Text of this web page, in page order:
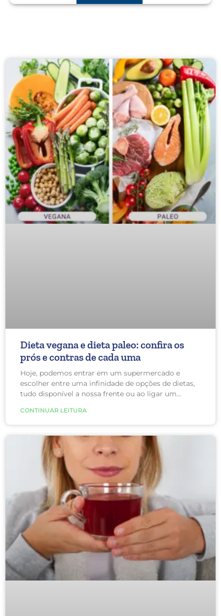
Dieta vegana e dieta paleo: confira os
prós e contras de cada uma
Hoje, podemos entrar em um supermercado e
escolher entre uma infinidade de opções de dietas,
tudo disponível a nossa frente ou ao ligar um
na nossa saúde? Dois extremos populares hoje são a
dieta vegana e a dieta paleo. Embora não haja
dúvidas de que uma dieta vegana é melhor para o
meio ambiente, é provável que alguma delas seja
melhor para a sua saúde?
CONTINUAR LEITURA